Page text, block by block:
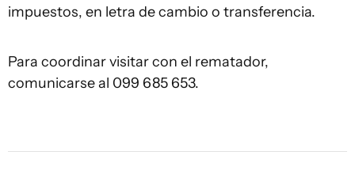
impuestos, en letra de cambio o transferencia.
Para coordinar visitar con el rematador,
comunicarse al 099 685 653.